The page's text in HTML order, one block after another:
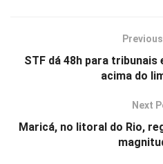
p
o
k
STF dá 48h para
acima do
Next
Maricá, no litoral do Rio,